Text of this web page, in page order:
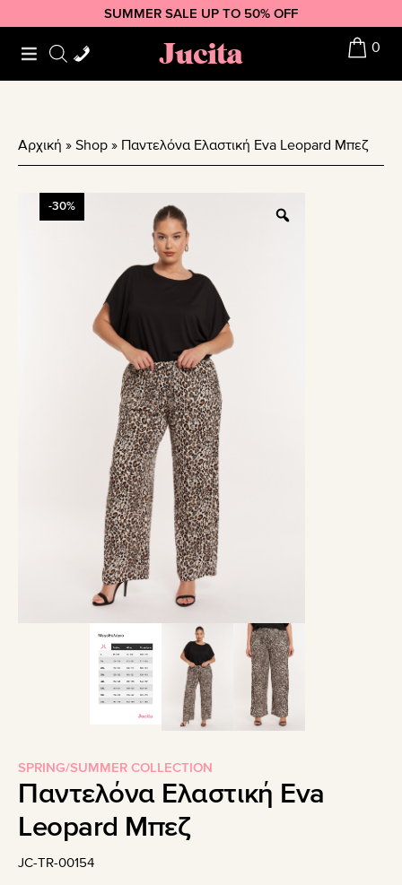
to
primary
to
main
to
footer
SUMMER SALE UP TO 50% OFF
Jucita 0
Αρχική » Shop » Παντελόνα Ελαστική Eva Leopard Μπεζ
-30%
SPRING/SUMMER COLLECTION
Παντελόνα Ελαστική Eva
Leopard Μπεζ
JC-TR-00154